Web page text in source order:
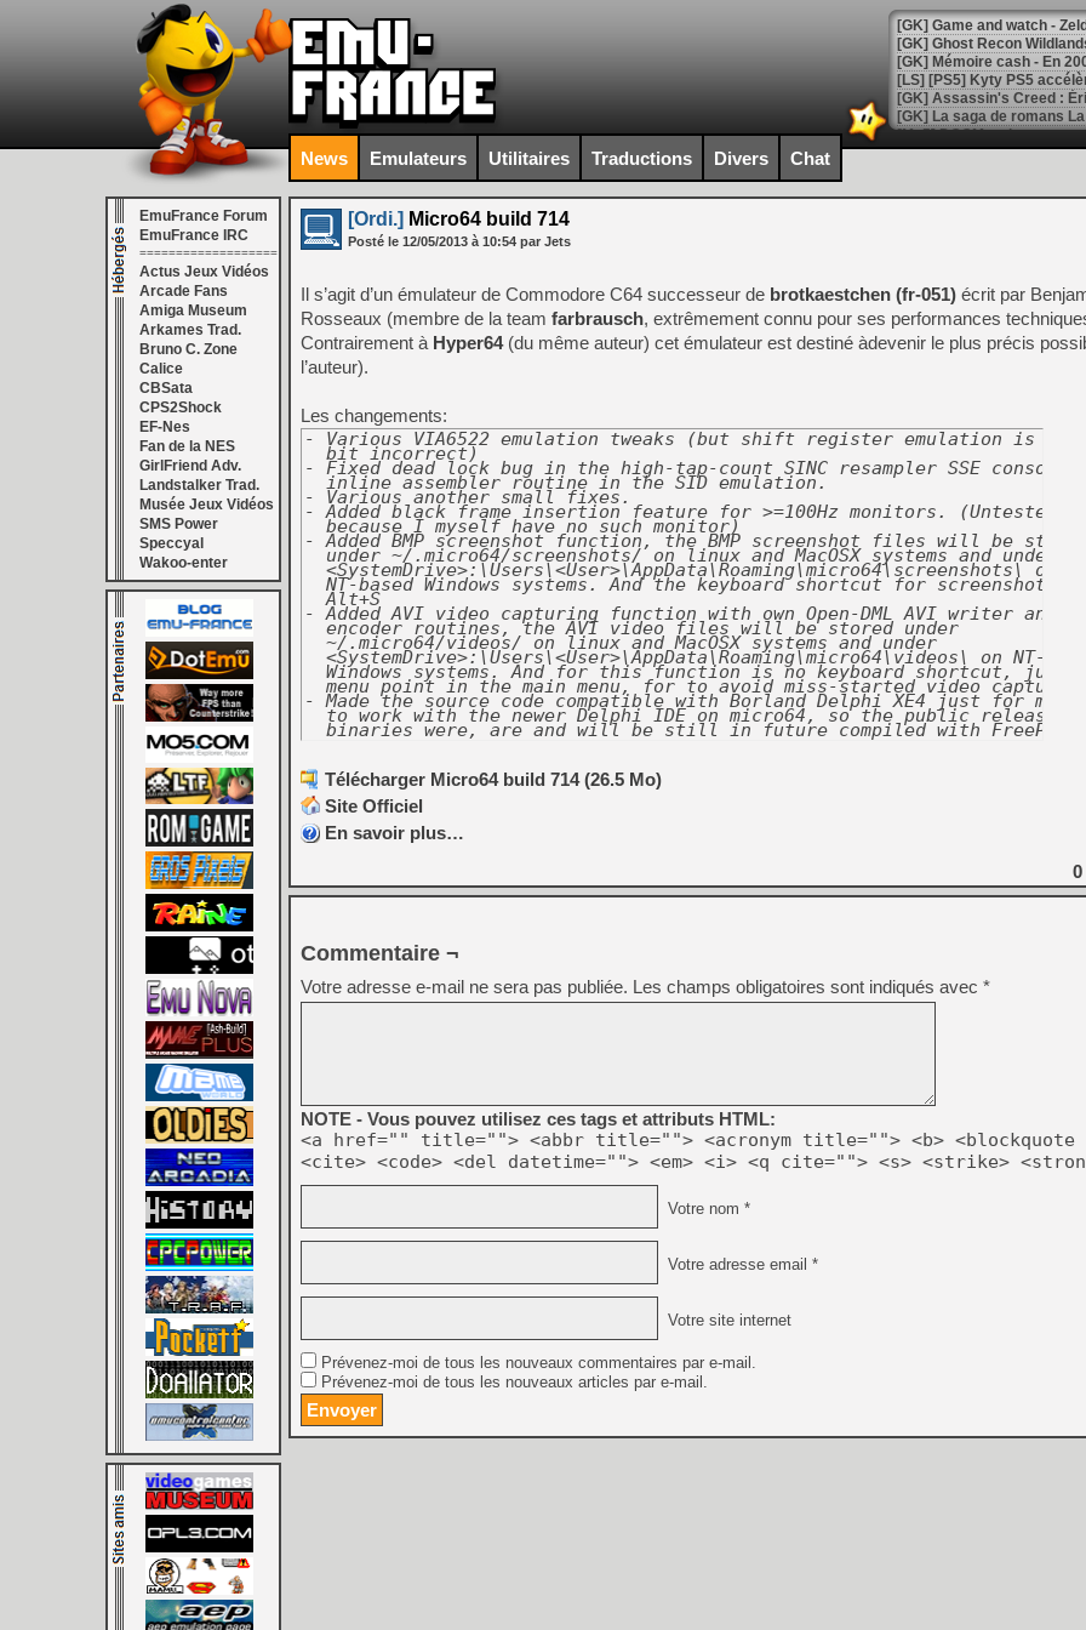
[Mo5] DOOM arrive en
[GK] Bethesda fête les 30
[GK] Roblox : l'action en
[GK] Agenda - GeForce
[LS] [PS5] ps5-y2jb-
[GK] Pourquoi Marvel
[GK] Test : Restory : Chill
[GK] GTA 6 : Rockstar
[GK] Hot Wheels Infinite
[GK] Mémoire cash -
[GK] Résultats Nintendo :
[GK] Déjà des
[Mo5] Brickboy cherche à
[GK] Minecraft et ses «
[GK] Beast of
[GK] Ubisoft : fin de partie
[GK] Mémoire cash -
[GK] Dan Houser (GTA)
[GK] Comment EA Sports
[GK] Crimson Moon : un
[GK] Isle of Reveries : le
[GK] Moonlighter 2 : The
[GK] Capcom relance
[Mo5] Deux inédits du
[GK] Le beat'em up The
[GK] Endless Legend 2 :
[LS] [PS5] Premiers
News Emulateurs Utilitaires Traductions Divers Chat
EmuFrance Forum
EmuFrance IRC
===================
Actus Jeux Vidéos
Arcade Fans
Amiga Museum
Arkames Trad.
Bruno C. Zone
Calice
CBSata
CPS2Shock
EF-Nes
Fan de la NES
GirlFriend Adv.
Landstalker Trad.
Musée Jeux Vidéos
SMS Power
Speccyal
Wakoo-enter
[Ordi.] Micro64 build 714
Posté le 12/05/2013 à 10:54 par Jets
Il s’agit d’un émulateur de Commodore C64 successeur de brotkaestchen (fr-051) écrit par
Rosseaux (membre de la team farbrausch, extrêmement connu pour ses performances
Contrairement à Hyper64(du même auteur) cet émulateur est destiné àdevenir le plus précis
l’auteur).
Les changements:
- Various VIA6522 emulation tweaks (but shift register emulation is
  bit incorrect)
- Fixed dead lock bug in the high-tap-count SINC resampler SSE consolve
  inline assembler routine in the SID emulation.
- Various another small fixes.
- Added black frame insertion feature for >=100Hz monitors. (Untested,
  because I myself have no such monitor)
- Added BMP screenshot function, the BMP screenshot files will be stored
  under ~/.micro64/screenshots/ on linux and MacOSX systems and under
  <SystemDrive>:\Users\<User>\AppData\Roaming\micro64\screenshots\ on
  NT-based Windows systems. And the keyboard shortcut for screenshots is
  Alt+S
- Added AVI video capturing function with own Open-DML AVI writer and
  encoder routines, the AVI video files will be stored under
  ~/.micro64/videos/ on linux and MacOSX systems and under
<SystemDrive>:\Users\<User>\AppData\Roaming\micro64\videos\ on NT-
Windows systems. And for this function is no keyboard shortcut, just
  menu point in the main menu, for to avoid miss-started video captures.
- Made the source code compatible with Borland Delphi XE4 just for me
  to work with the newer Delphi IDE on micro64, so the public release
binaries were, are and will be still in future compiled with
Télécharger Micro64 build 714 (26.5 Mo)
Site Officiel
En savoir plus…
0
Commentaire ¬
Votre adresse e-mail ne sera pas publiée. Les champs obligatoires sont indiqués avec *
NOTE - Vous pouvez utilisez ces tags et attributs HTML:
<a href="" title=""> <abbr title=""> <acronym title=""> <b> <blockquote
<cite> <code> <del datetime=""> <em> <i> <q cite=""> <s> <strike>
Votre nom *
Votre adresse email *
Votre site internet
Prévenez-moi de tous les nouveaux commentaires par e-mail.
Prévenez-moi de tous les nouveaux articles par e-mail.